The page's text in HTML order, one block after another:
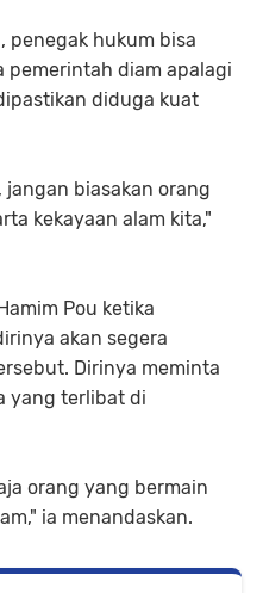
penegak hukum bisa
pemerintah diam apalagi
diduga kuat
jangan biasakan orang
kekayaan alam kita,"
Pou ketika
akan segera
Dirinya meminta
yang terlibat di
orang yang bermain
ia menandaskan.